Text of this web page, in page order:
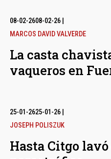
08-02-2608-02-26
MARCOS DAVID VALVERDE
La casta
vaqueros en
25-01-2625-01-26
JOSEPH POLISZUK
Hasta Citgo